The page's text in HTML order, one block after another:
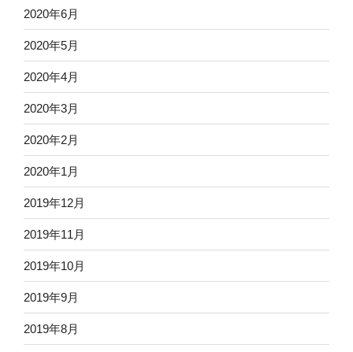
2020年6月
2020年5月
2020年4月
2020年3月
2020年2月
2020年1月
2019年12月
2019年11月
2019年10月
2019年9月
2019年8月